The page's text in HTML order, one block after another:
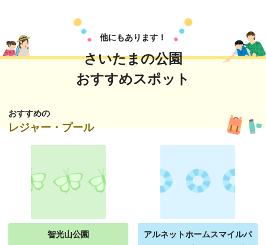
他にもあります！
さいたまの公園
おすすめスポット
おすすめの
レジャー・プール
智光山公園
アルネットホームスマイルパ